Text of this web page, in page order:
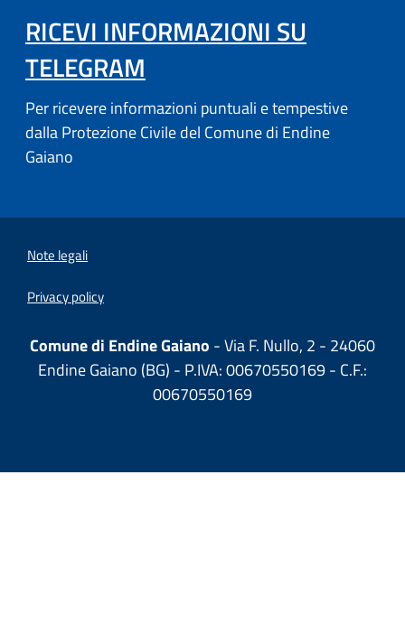
RICEVI INFORMAZIONI SU
TELEGRAM
Per ricevere informazioni puntuali e tempestive
dalla Protezione Civile del Comune di Endine
Gaiano
Note legali
Privacy policy
Comune di Endine Gaiano - Via F. Nullo, 2 - 24060
Endine Gaiano (BG) - P.IVA: 00670550169 - C.F.:
00670550169